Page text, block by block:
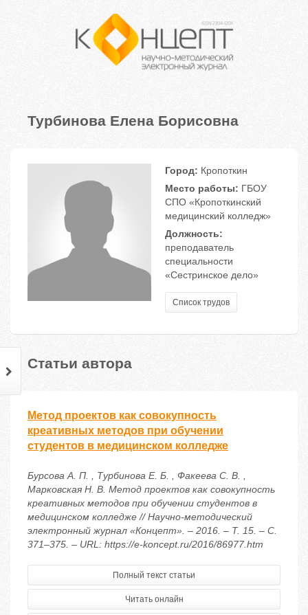
Турбинова Елена Борисовна
Город: Кропоткин
Место работы: ГБОУ
СПО «Кропоткинский
медицинский колледж»
Должность:
преподаватель
специальности
«Сестринское дело»
Список трудов
Статьи автора
Метод проектов как совокупность
креативных методов при обучении
студентов в медицинском колледже
Бурсова А. П. , Турбинова Е. Б. , Факеева С. В. ,
Марковская Н. В. Метод проектов как совокупность
креативных методов при обучении студентов в
медицинском колледже // Научно-методический
электронный журнал «Концепт». – 2016. – Т. 15. – С.
371–375. – URL: https://e-koncept.ru/2016/86977.htm
Полный текст статьи
Читать онлайн